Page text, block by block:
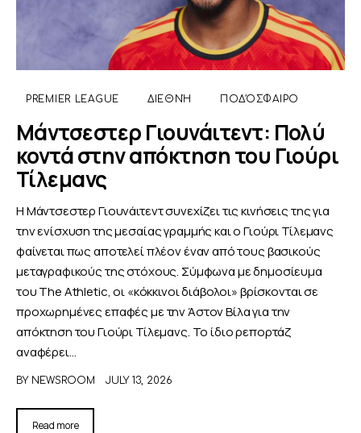
PREMIER LEAGUE ΔΙΕΘΝΉ ΠΟΔΌΣΦΑΙΡΟ
Μάντσεστερ Γιουνάιτεντ: Πολύ
κοντά στην απόκτηση του Γιούρι
Τίλεμανς
Η Μάντσεστερ Γιουνάιτεντ συνεχίζει τις κινήσεις της για
την ενίσχυση της μεσαίας γραμμής και ο Γιούρι Τίλεμανς
φαίνεται πως αποτελεί πλέον έναν από τους βασικούς
μεταγραφικούς της στόχους. Σύμφωνα με δημοσίευμα
του The Athletic, οι «κόκκινοι διάβολοι» βρίσκονται σε
προχωρημένες επαφές με την Άστον Βίλα για την
απόκτηση του Γιούρι Τίλεμανς. Το ίδιο ρεπορτάζ
αναφέρει…
BY NEWSROOM JULY 13, 2026
Read more